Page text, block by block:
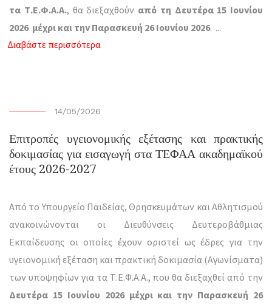
τα Τ.Ε.Φ.Α.Α., θα διεξαχθούν από τη Δευτέρα 15 Ιουνίου
2026 μέχρι και την Παρασκευή 26 Ιουνίου 2026. ...
Διαβάστε περισσότερα
14/05/2026
Επιτροπές υγειονομικής εξέτασης και πρακτικής
δοκιμασίας για εισαγωγή στα ΤΕΦΑΑ ακαδημαϊκού
έτους 2026-2027
Από το Υπουργείο Παιδείας, Θρησκευμάτων και Αθλητισμού
ανακοινώνονται οι Διευθύνσεις Δευτεροβάθμιας
Εκπαίδευσης οι οποίες έχουν οριστεί ως έδρες για την
υγειονομική εξέταση και πρακτική δοκιμασία (Αγωνίσματα)
των υποψηφίων για τα Τ.Ε.Φ.Α.Α., που θα διεξαχθεί από την
Δευτέρα 15 Ιουνίου 2026 μέχρι και την Παρασκευή 26